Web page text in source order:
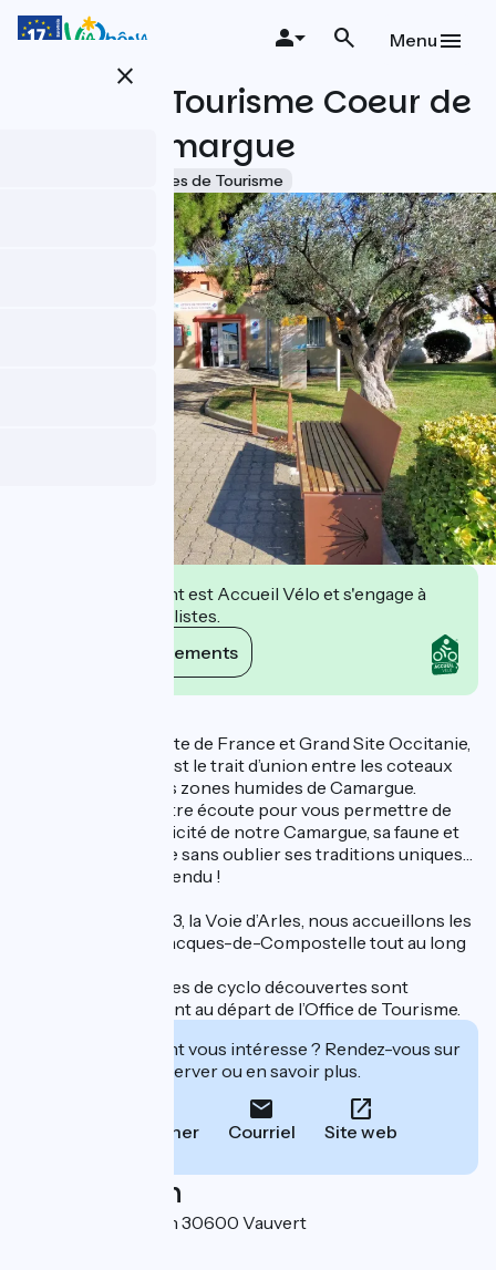
Aller
close
Menu
Office de Tourisme Coeur de
Petite Camargue
Offices de Tourisme
Cet établissement est Accueil Vélo et s'engage à
accueillir des cyclistes.
Voir ses engagements
Labellisée Grand Site de France et Grand Site Occitanie,
notre destination est le trait d’union entre les coteaux
des Costières et les zones humides de Camargue.
Nous sommes à votre écoute pour vous permettre de
découvrir l’authenticité de notre Camargue, sa faune et
sa flore si singulière sans oublier ses traditions uniques…
et festives bien entendu !
Situé sur le GR®653, la Voie d’Arles, nous accueillons les
pèlerins de Saint-Jacques-de-Compostelle tout au long
Voie verte et boucles de cyclo découvertes sont
joignables également au départ de l’Office de Tourisme.
Cet établissement vous intéresse ? Rendez-vous sur
leur site pour réserver ou en savoir plus.
Téléphoner Courriel Site web
Localisation
Place Ernest Renan 30600 Vauvert